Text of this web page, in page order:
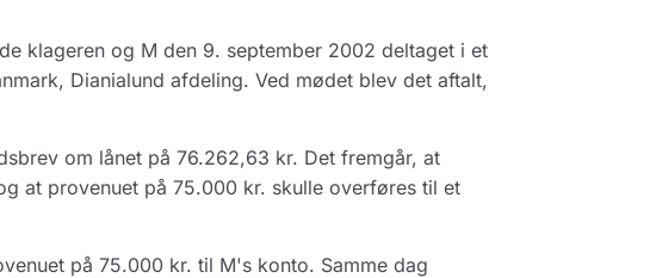
klageren og M den 9. september 2002 deltaget i et
Dianialund afdeling. Ved mødet blev det aftalt,
om lånet på 76.262,63 kr. Det fremgår, at
at provenuet på 75.000 kr. skulle overføres til et
på 75.000 kr. til M's konto. Samme dag